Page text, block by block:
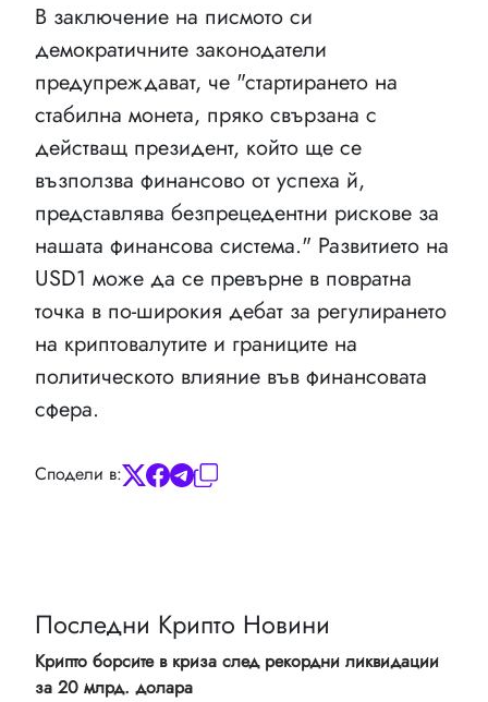
В заключение на писмото си
демократичните законодатели
предупреждават, че "стартирането на
стабилна монета, пряко свързана с
действащ президент, който ще се
възползва финансово от успеха й,
представлява безпрецедентни рискове за
нашата финансова система." Развитието на
USD1 може да се превърне в повратна
точка в по-широкия дебат за регулирането
на криптовалутите и границите на
политическото влияние във финансовата
сфера.
Сподели в:
Последни Крипто Новини
Крипто борсите в криза след рекордни ликвидации
за 20 млрд. долара